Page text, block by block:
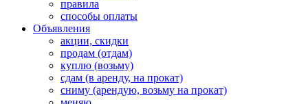
правила
способы оплаты
Объявления
акции, скидки
продам (отдам)
куплю (возьму)
сдам (в аренду, на прокат)
сниму (арендую, возьму на прокат)